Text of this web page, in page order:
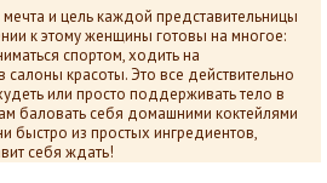
и цель каждой представительницы
к этому женщины готовы на многое:
спортом, ходить на
красоты. Это все действительно
или просто поддерживать тело в
баловать себя домашними коктейлями
быстро из простых ингредиентов,
себя ждать!